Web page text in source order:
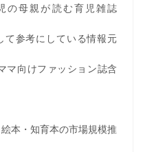
親が読む育児雑誌
考にしている情報元
けファッション誌含
知育本の市場規模推